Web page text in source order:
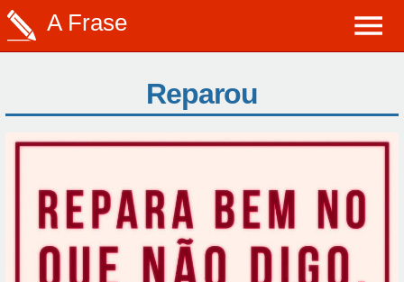
A Frase
Reparou